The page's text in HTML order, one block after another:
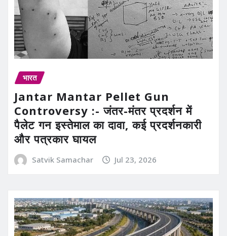
भारत
Jantar Mantar Pellet Gun
Controversy :- जंतर-मंतर प्रदर्शन में
पैलेट गन इस्तेमाल का दावा, कई प्रदर्शनकारी
और पत्रकार घायल
Satvik Samachar Jul 23, 2026